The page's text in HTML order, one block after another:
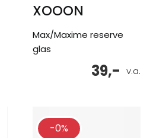
Oorspronkelijke
Huidige
XOOON
Max/Maxime reserve
glas
v.a.
39,-
-0%